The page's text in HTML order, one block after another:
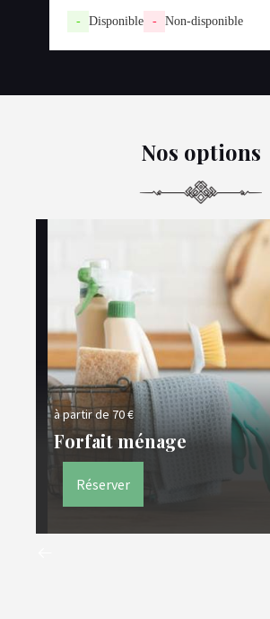
- Disponible - Non-disponible
Nos options
à partir de 70 €
Forfait ménage
Réserver